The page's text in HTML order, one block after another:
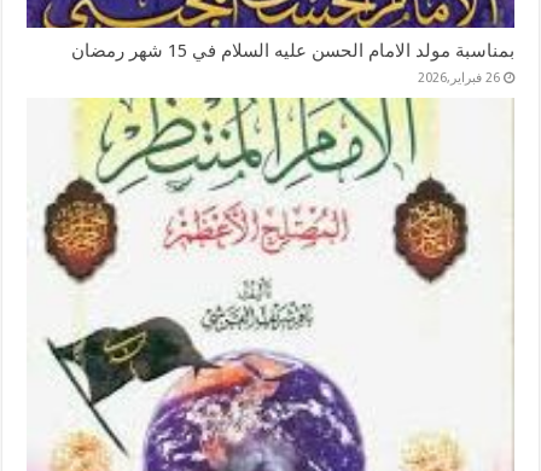
بمناسبة مولد الامام الحسن عليه السلام في 15 شهر رمضان
26 فبراير,2026